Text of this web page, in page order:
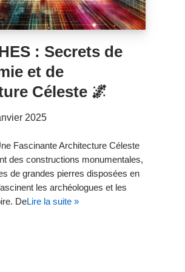
: Secrets de
et de
Céleste 🌌
2025
Fascinante Architecture Céleste
des constructions monumentales,
de grandes pierres disposées en
les archéologues et les
DeLire la suite »